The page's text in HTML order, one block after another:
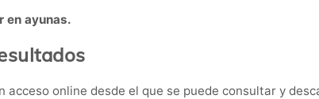
en ayunas.
acceso online desde el que se puede consultar y